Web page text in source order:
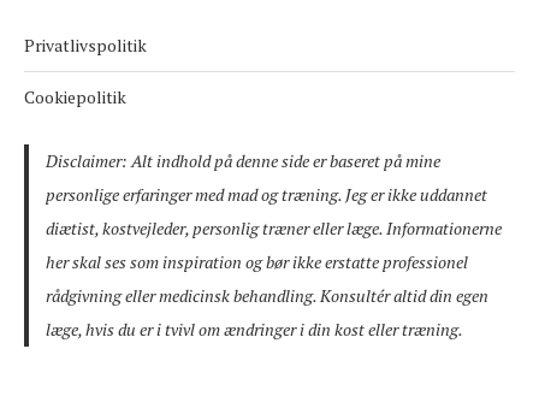
Privatlivspolitik
Cookiepolitik
Disclaimer: Alt indhold på denne side er baseret på mine
personlige erfaringer med mad og træning. Jeg er ikke uddannet
diætist, kostvejleder, personlig træner eller læge. Informationerne
her skal ses som inspiration og bør ikke erstatte professionel
rådgivning eller medicinsk behandling. Konsultér altid din egen
læge, hvis du er i tvivl om ændringer i din kost eller træning.